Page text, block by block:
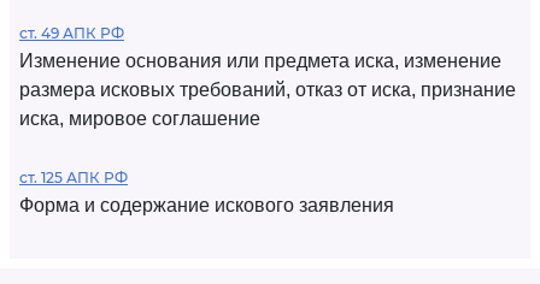
ст. 49 АПК РФ
Изменение основания или предмета иска, изменение
размера исковых требований, отказ от иска, признание
иска, мировое соглашение
ст. 125 АПК РФ
Форма и содержание искового заявления